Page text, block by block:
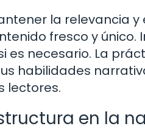
la relevancia
fresco y
es necesario. La
habilidades
lectores.
en la